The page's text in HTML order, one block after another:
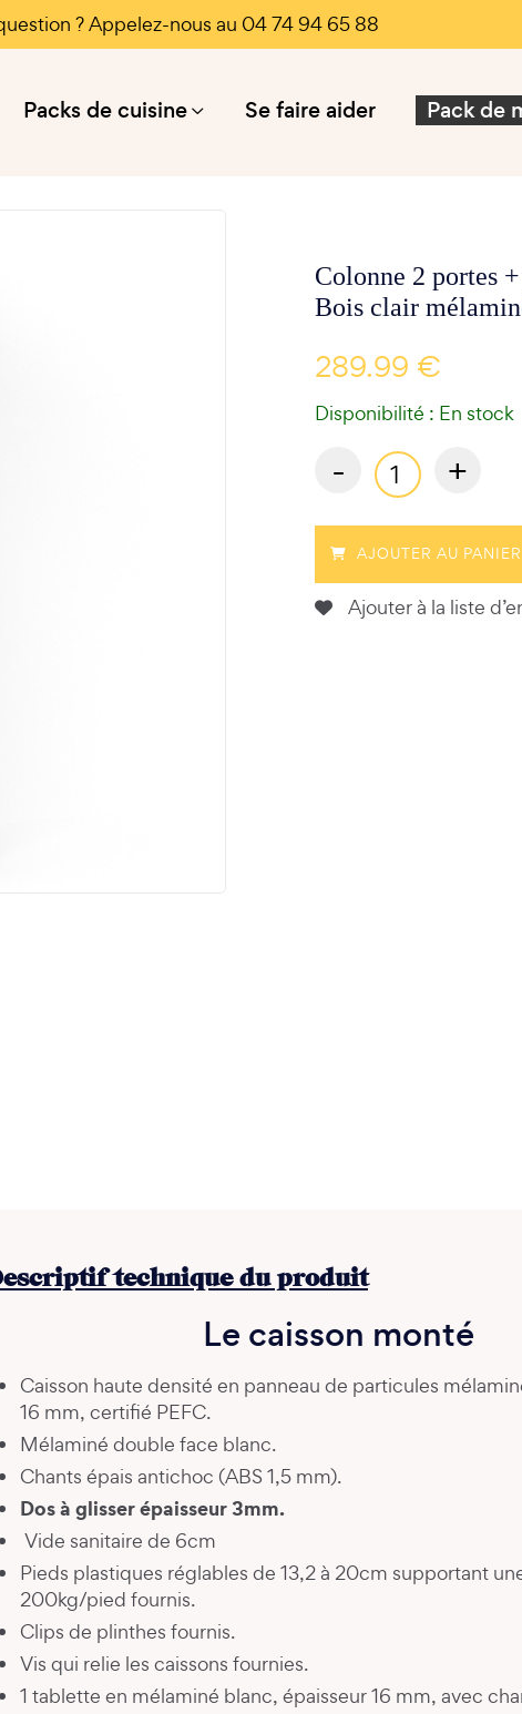
? Appelez-nous au 04 74 94 65 88
Packs de cuisine Se faire aider Pack de
Colonne 2 portes
Bois clair
289.99 €
Disponibilité : En stock
- +
AJOUTER AU PANIER
Ajouter à la liste
technique du produit
Le caisson monté
Caisson haute densité en panneau de particules
16 mm, certifié PEFC.
Mélaminé double face blanc.
Chants épais antichoc (ABS 1,5 mm).
Dos à glisser épaisseur 3mm.
Vide sanitaire de 6cm
Pieds plastiques réglables de 13,2 à 20cm supportant
200kg/pied fournis.
Clips de plinthes fournis.
Vis qui relie les caissons fournies.
1 tablette en mélaminé blanc, épaisseur 16 mm, avec